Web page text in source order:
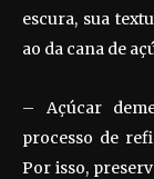
escura, sua
ao da cana de
– Açúcar
processo de
Por isso,